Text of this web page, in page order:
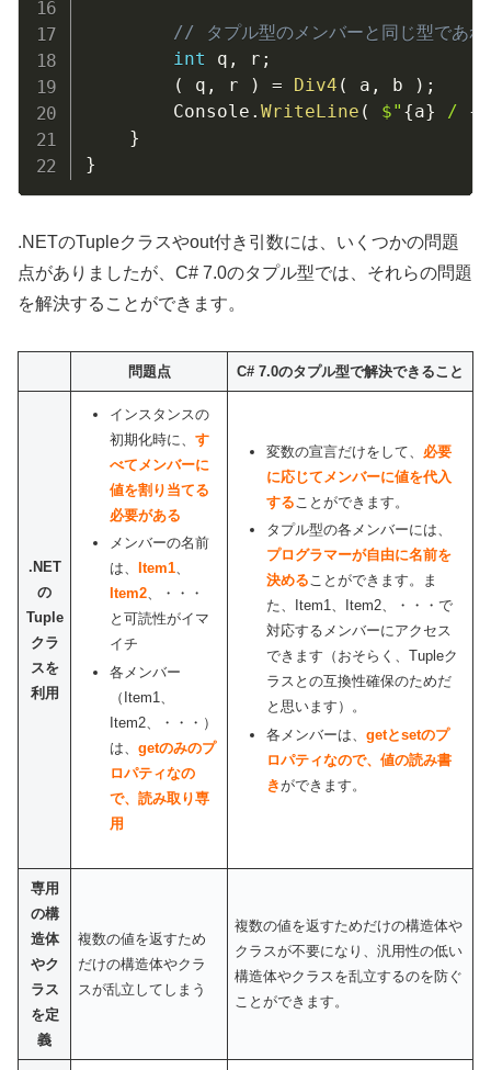
// タプル型のメンバーと同じ型であれ
int q , r ;
(
q , r ) = Div4 ( a , b ) ;
		Console
. WriteLine ( $" {a} / {
}
}
.NETのTupleクラスやout付き引数には、いくつかの問題
点がありましたが、C# 7.0のタプル型では、それらの問題
を解決することができます。
問題点 C# 7.0のタプル型で解決できること
.NET
の
Tuple
クラ
スを
利用
インスタンスの
初期化時に、 す
べてメンバーに
値を割り当てる
必要がある
メンバーの名前
は、
Item1、
Item2、・・・
と可読性がイマ
イチ
各メンバー
（Item1、
Item2、・・・）
は、 getのみのプ
ロパティなの
で、読み取り専
用
変数の宣言だけをして、 必要
に応じてメンバーに値を代入
する ことができます。
タプル型の各メンバーには、
プログラマーが自由に名前を
決めることができます。ま
た、Item1、Item2、・・・で
対応するメンバーにアクセス
できます（おそらく、Tupleク
ラスとの互換性確保のためだ
と思います）。
各メンバーは、 getとsetのプ
ロパティなので、値の読み書
きができます。
専用
の構
造体
やク
ラス
を定
義
複数の値を返すため
だけの構造体やクラ
スが乱立してしまう
複数の値を返すためだけの構造体や
クラスが不要になり、汎用性の低い
構造体やクラスを乱立するのを防ぐ
ことができます。